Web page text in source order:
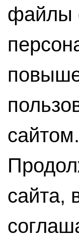
файлы
сайтом.
сайта,